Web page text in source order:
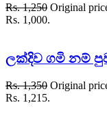
Rs.1,250 Original
Rs. 1,000.
ලක්දිව ගමි නම්
Rs.1,350 Original
Rs. 1,215.